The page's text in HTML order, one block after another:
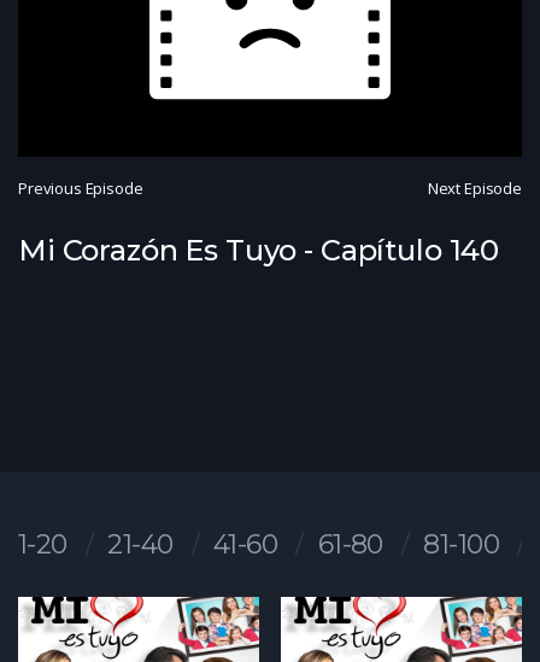
Previous Episode Next Episode
Mi Corazón Es Tuyo - Capítulo 140
1-20 21-40 41-60 61-80 81-100